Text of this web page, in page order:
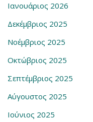
Ιανουάριος 2026
Δεκέμβριος 2025
Νοέμβριος 2025
Οκτώβριος 2025
Σεπτέμβριος 2025
Αύγουστος 2025
Ιούνιος 2025